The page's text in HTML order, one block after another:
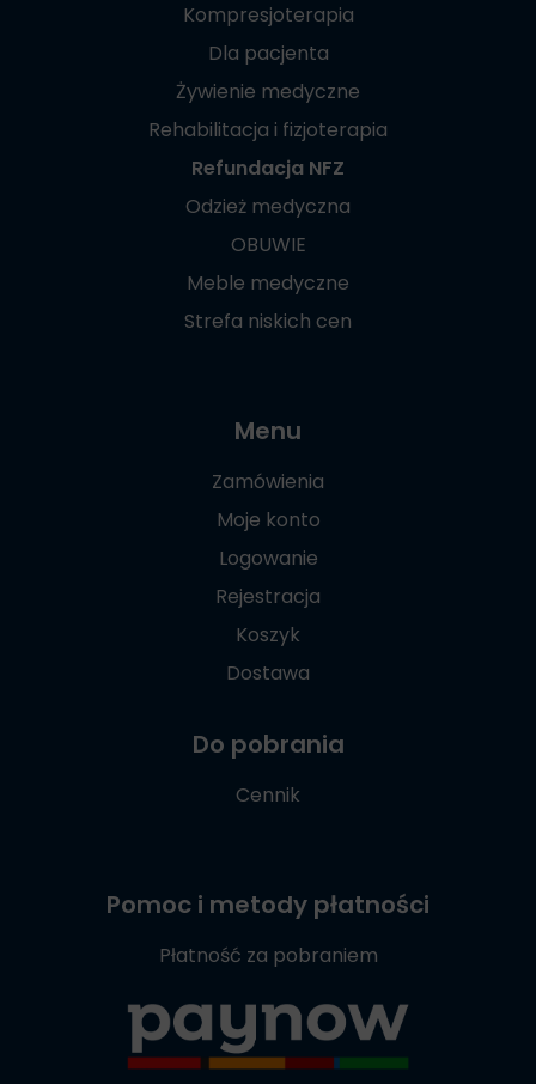
Kompresjoterapia
Dla pacjenta
Żywienie medyczne
Rehabilitacja i fizjoterapia
Refundacja NFZ
Odzież medyczna
OBUWIE
Meble medyczne
Strefa niskich cen
Menu
Zamówienia
Moje konto
Logowanie
Rejestracja
Koszyk
Dostawa
Do pobrania
Cennik
Pomoc i metody płatności
Płatność za pobraniem